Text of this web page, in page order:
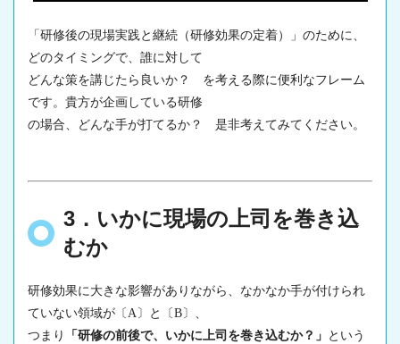
「研修後の現場実践と継続（研修効果の定着）」のために、
どのタイミングで、誰に対して
どんな策を講じたら良いか？ を考える際に便利なフレーム
です。貴方が企画している研修
の場合、どんな手が打てるか？ 是非考えてみてください。
3．いかに現場の上司を巻き込
むか
研修効果に大きな影響がありながら、なかなか手が付けられ
ていない領域が〔A〕と〔B〕、
つまり
「研修の前後で、いかに上司を巻き込むか？」 という